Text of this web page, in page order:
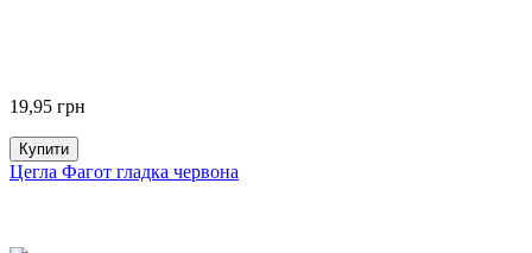
19,95 грн
Купити
Цегла Фагот гладка червона